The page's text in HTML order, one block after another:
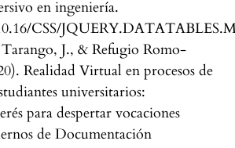
en ingeniería.
CSS/
J., & Refugio Romo-
Realidad Virtual en procesos de
universitarios:
para despertar vocaciones
de Documentación